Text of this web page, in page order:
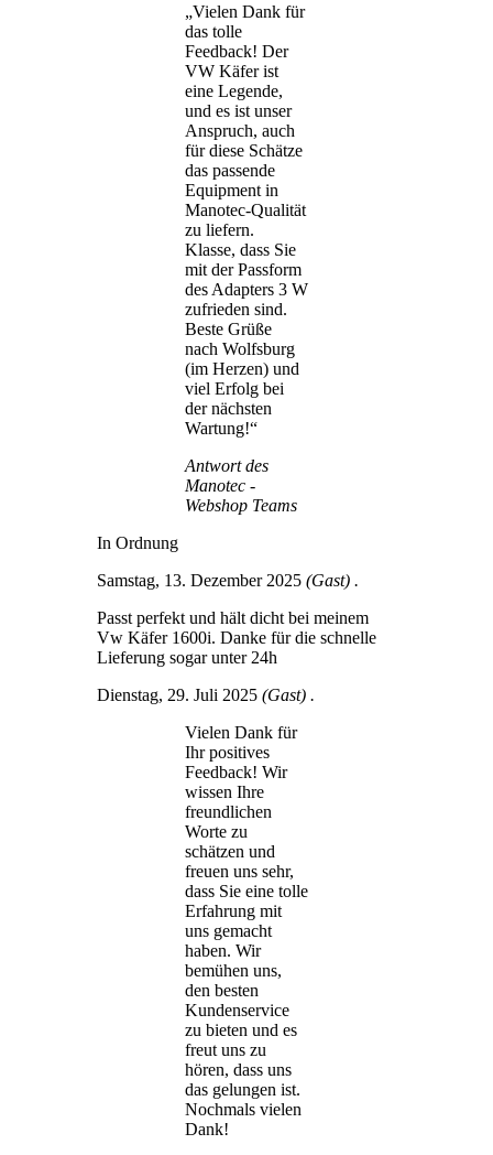
„Vielen Dank für
das tolle
Feedback! Der
VW Käfer ist
eine Legende,
und es ist unser
Anspruch, auch
für diese Schätze
das passende
Equipment in
Manotec-Qualität
zu liefern.
Klasse, dass Sie
mit der Passform
des Adapters 3 W
zufrieden sind.
Beste Grüße
nach Wolfsburg
(im Herzen) und
viel Erfolg bei
der nächsten
Wartung!“
Antwort des
Manotec -
Webshop Teams
In Ordnung
Samstag, 13. Dezember 2025 (Gast) .
Passt perfekt und hält dicht bei meinem
Vw Käfer 1600i. Danke für die schnelle
Lieferung sogar unter 24h
Dienstag, 29. Juli 2025 (Gast) .
Vielen Dank für
Ihr positives
Feedback! Wir
wissen Ihre
freundlichen
Worte zu
schätzen und
freuen uns sehr,
dass Sie eine tolle
Erfahrung mit
uns gemacht
haben. Wir
bemühen uns,
den besten
Kundenservice
zu bieten und es
freut uns zu
hören, dass uns
das gelungen ist.
Nochmals vielen
Dank!